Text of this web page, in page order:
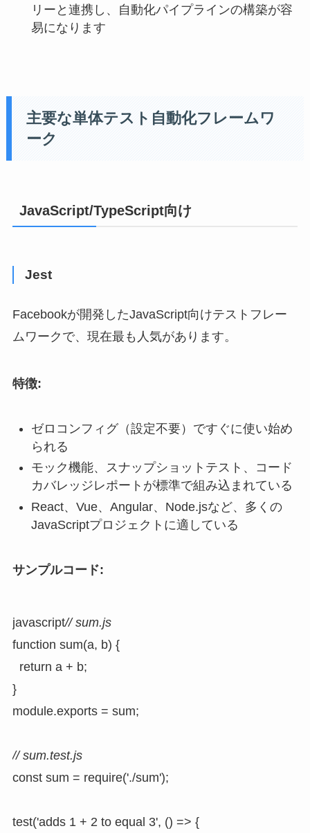
リーと連携し、自動化パイプラインの構築が容
易になります
主要な単体テスト自動化フレームワ
ーク
JavaScript/TypeScript向け
Jest
Facebookが開発したJavaScript向けテストフレー
ムワークで、現在最も人気があります。
特徴:
ゼロコンフィグ（設定不要）ですぐに使い始め
られる
モック機能、スナップショットテスト、コード
カバレッジレポートが標準で組み込まれている
React、Vue、Angular、Node.jsなど、多くの
JavaScriptプロジェクトに適している
サンプルコード:
javascript// sum.js
function sum(a, b) {
}
module.exports = sum;
// sum.test.js
const sum = require('./sum');
test('adds 1 + 2 to equal 3', () => {